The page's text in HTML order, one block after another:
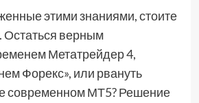
этими знаниями, стоите
верным
Метатрейдер 4,
Форекс», или рвануть
современном МТ5? Решение